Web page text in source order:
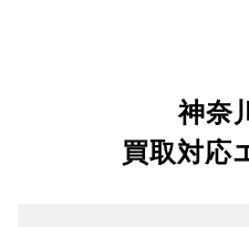
神奈
買取対応